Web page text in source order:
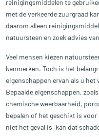
reinigingsmiddelen te
met de verkeerde zuurgraad
daarom alleen
natuursteen en zoek advies
Veel mensen kiezen
kenmerken. Toch is het
eigenschappen ervan als u
Bepaalde eigenschappen,
chemische weerbaarheid,
bepalen of het geschikt is
niet het geval is, kan dat